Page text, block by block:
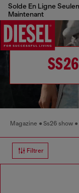
Solde En Ligne
Maintenant
Magazine Ss26 show
Filtrer